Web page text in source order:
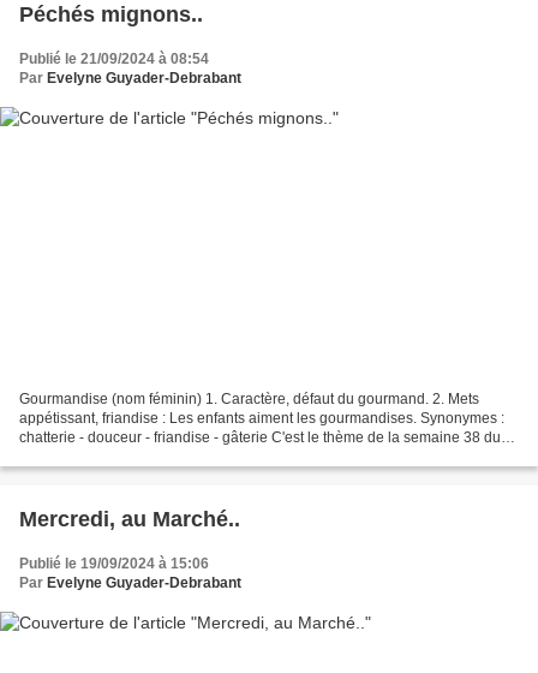
Péchés mignons..
Publié le 21/09/2024 à 08:54
Par Evelyne Guyader-Debrabant
Gourmandise (nom féminin) 1. Caractère, défaut du gourmand. 2. Mets
appétissant, friandise : Les enfants aiment les gourmandises. Synonymes :
chatterie - douceur - friandise - gâterie C'est le thème de la semaine 38 du
Mercredi, au Marché..
Publié le 19/09/2024 à 15:06
Par Evelyne Guyader-Debrabant